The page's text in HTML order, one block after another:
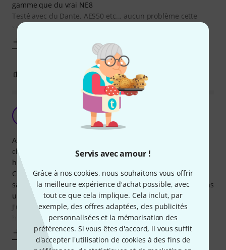
Servis avec amour !
Grâce à nos cookies, nous souhaitons vous offrir
la meilleure expérience d'achat possible, avec
tout ce que cela implique. Cela inclut, par
exemple, des offres adaptées, des publicités
personnalisées et la mémorisation des
préférences. Si vous êtes d'accord, il vous suffit
d'accepter l'utilisation de cookies à des fins de
gamme que du vrai NE8
Testé avec du Dante, AES50 etc... aucun problème cette
série est très fiable. C'est
SIGNALER L'ÉVALUATION
Excellent câble
s-m-l 06.01.2020
Acheté en complément du même en plus court (<a
class="article link"
href="pro_snake_cat6e_cable_20m.htm">pro snake CAT6E
Cable 20m</a>) pour m'adapter aux différentes topologies
sans dérouler des quantités de câble inutiles empilées dans
un coin.
J'utilise cet accessoire idéal (<a class="article link"
href="neutrik_ne8ff.htm">Neutrik NE8
Afficher plus